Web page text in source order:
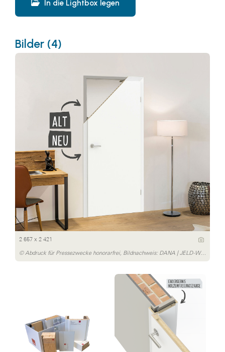
In die Lightbox legen
Bilder (4)
2 657 x 2 421
© Abdruck für Pressezwecke honorarfrei, Bildnachweis: DANA | JELD-WEN Türen GmbH